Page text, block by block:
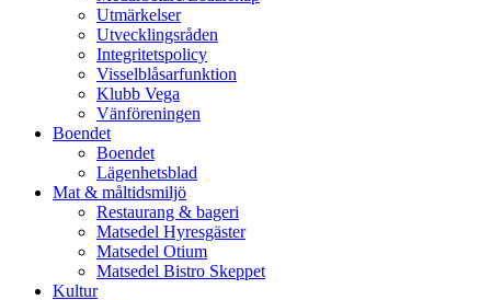
Utmärkelser
Utvecklingsråden
Integritetspolicy
Visselblåsarfunktion
Klubb Vega
Vänföreningen
Boendet
Boendet
Lägenhetsblad
Mat & måltidsmiljö
Restaurang & bageri
Matsedel Hyresgäster
Matsedel Otium
Matsedel Bistro Skeppet
Kultur